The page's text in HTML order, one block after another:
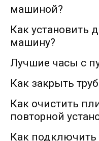
машиной?
Как установить
машину?
Лучшие часы с
Как закрыть
Как очистить
повторной
Как подключить